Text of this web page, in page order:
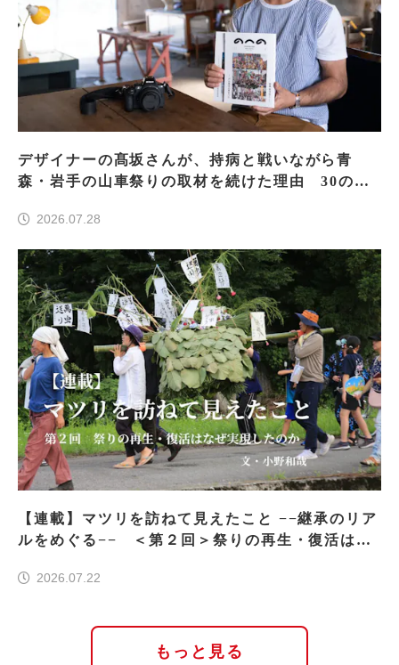
デザイナーの髙坂さんが、持病と戦いながら青
森・岩手の山車祭りの取材を続けた理由 30の山
2026.07.28
【連載】マツリを訪ねて見えたこと −−継承のリア
ルをめぐる−− ＜第２回＞祭りの再生・復活はな
2026.07.22
もっと見る